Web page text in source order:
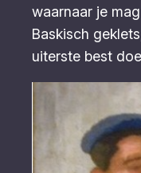
waarnaar je
Baskisch
uiterste best